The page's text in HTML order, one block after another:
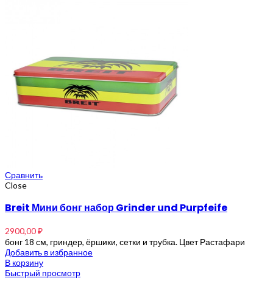
Сравнить
Close
Breit Мини бонг набор Grinder und Purpfeife
2900,00₽
бонг 18 см, гриндер, ёршики, сетки и трубка. Цвет Растафари
Добавить в избранное
В корзину
Быстрый просмотр